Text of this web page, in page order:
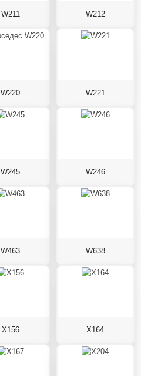
W211 W212
W220 W221
W245 W246
W463 W638
X156 X164